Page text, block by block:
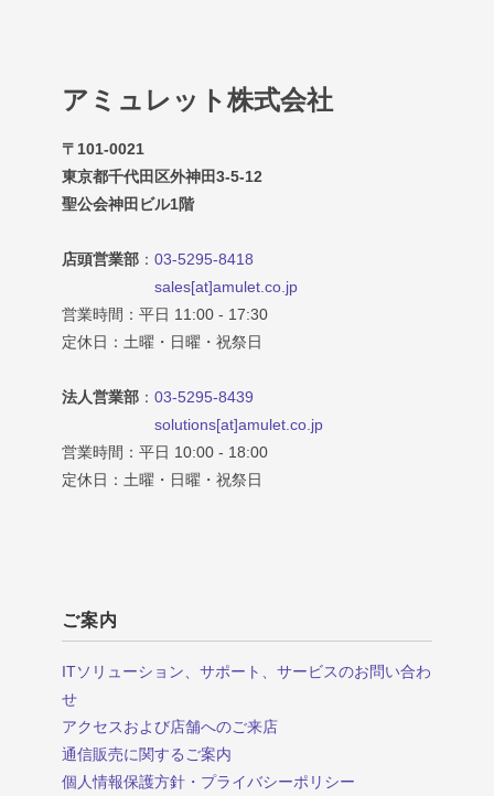
アミュレット株式会社
〒101-0021
東京都千代田区外神田3-5-12
聖公会神田ビル1階
店頭営業部 ： 03-5295-8418
sales[at]amulet.co.jp
営業時間：平日 11:00 - 17:30
定休日：土曜・日曜・祝祭日
法人営業部 ： 03-5295-8439
solutions[at]amulet.co.jp
営業時間：平日 10:00 - 18:00
定休日：土曜・日曜・祝祭日
ご案内
ITソリューション、サポート、サービスのお問い合わ
せ
アクセスおよび店舗へのご来店
通信販売に関するご案内
個人情報保護方針・プライバシーポリシー